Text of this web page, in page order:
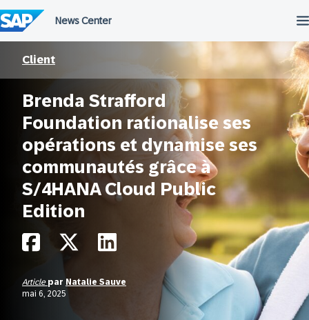
au
contenu
Client
Brenda Strafford
Foundation rationalise ses
opérations et dynamise ses
communautés grâce à
S/4HANA Cloud Public
Edition
Article par Natalie Sauve
mai 6, 2025